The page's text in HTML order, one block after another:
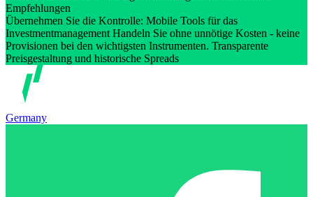
Empfehlungen
Übernehmen Sie die Kontrolle: Mobile Tools für das
Investmentmanagement Handeln Sie ohne unnötige Kosten - keine
Provisionen bei den wichtigsten Instrumenten. Transparente
Preisgestaltung und historische Spreads
Germany